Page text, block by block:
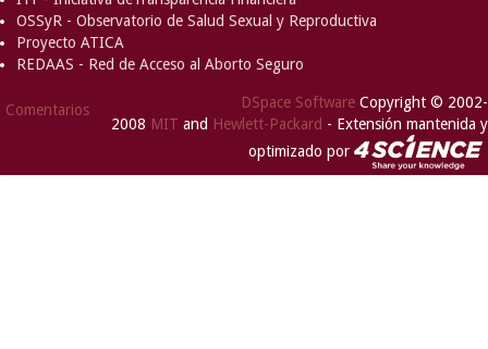
OSSyR - Observatorio de Salud Sexual y Reproductiva
Proyecto ATICA
REDAAS - Red de Acceso al Aborto Seguro
Comentarios DSpace Software Copyright © 2002-
2008 MIT and Hewlett-Packard - Extensión mantenida y
optimizado por